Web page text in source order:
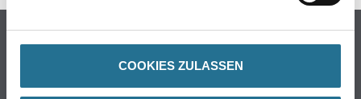
COOKIES ZULASSEN
Online-Shop
WDV-Systeme